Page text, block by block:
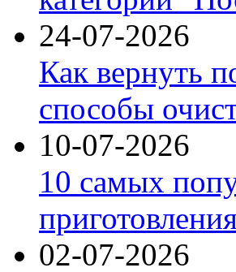
24-07-2026
Как вернуть
способы
10-07-2026
10 самых
02-07-2026